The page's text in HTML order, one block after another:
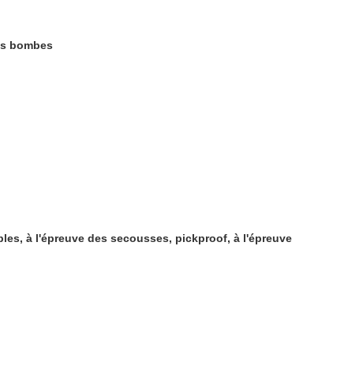
bombes
à l'épreuve des secousses, pickproof, à l'épreuve